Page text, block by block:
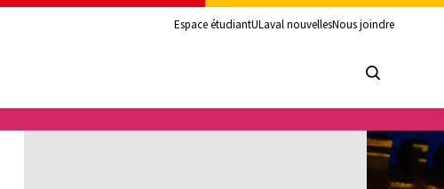
Espace étudiantULaval nouvellesNous joindre